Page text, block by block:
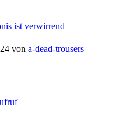
ist verwirrend
von a-dead-trousers